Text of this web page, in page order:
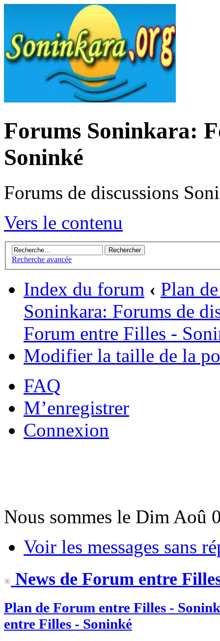
Forums Soninkara:
Soninké
Forums de discussions
Vers le contenu
Recherche avancée
Index du forum ‹ Plan
Soninkara: Forums de
Forum entre Filles -
Modifier la taille de la
FAQ
M’enregistrer
Connexion
Nous sommes le Dim Aoû
Voir les messages sans
News de Forum entre
Plan de Forum entre Filles -
entre Filles - Soninké